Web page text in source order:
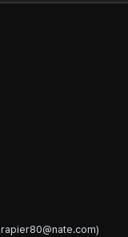
rapier80@nate.com)